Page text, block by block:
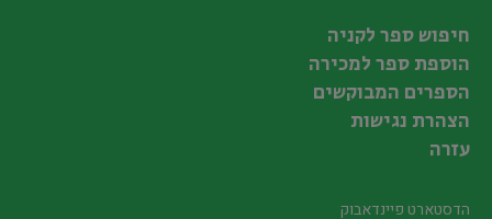
חיפוש ספר לקניה
הוספת ספר למכירה
הספרים המבוקשים
הצהרת נגישות
עזרה
הדסטארט פיינדאבוק